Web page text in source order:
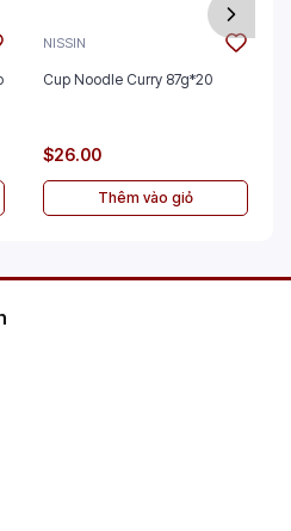
NISSIN
Cup Noodle Curry 87g*20
$26.00
Thêm vào giỏ